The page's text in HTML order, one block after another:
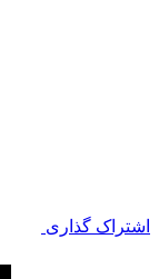
اشتراک گذاری